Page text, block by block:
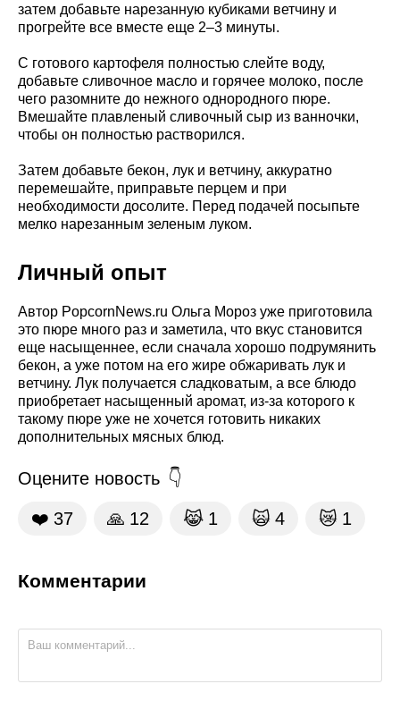
затем добавьте нарезанную кубиками ветчину и
прогрейте все вместе еще 2–3 минуты.
С готового картофеля полностью слейте воду,
добавьте сливочное масло и горячее молоко, после
чего разомните до нежного однородного пюре.
Вмешайте плавленый сливочный сыр из ванночки,
чтобы он полностью растворился.
Затем добавьте бекон, лук и ветчину, аккуратно
перемешайте, приправьте перцем и при
необходимости досолите. Перед подачей посыпьте
мелко нарезанным зеленым луком.
Личный опыт
Автор PopcornNews.ru Ольга Мороз уже приготовила
это пюре много раз и заметила, что вкус становится
еще насыщеннее, если сначала хорошо подрумянить
бекон, а уже потом на его жире обжаривать лук и
ветчину. Лук получается сладковатым, а все блюдо
приобретает насыщенный аромат, из-за которого к
такому пюре уже не хочется готовить никаких
дополнительных мясных блюд.
Оцените новость
❤️ 37 🙏 12 😹 1 🙀 4 😿 1
Комментарии